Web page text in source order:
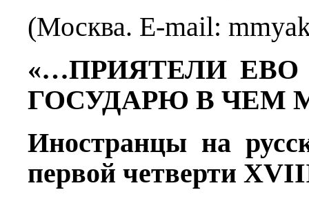
(Москва. E-mail:
«…ПРИЯТЕЛИ
ГОСУДАРЮ В ЧЕМ
Иностранцы на
первой четверти